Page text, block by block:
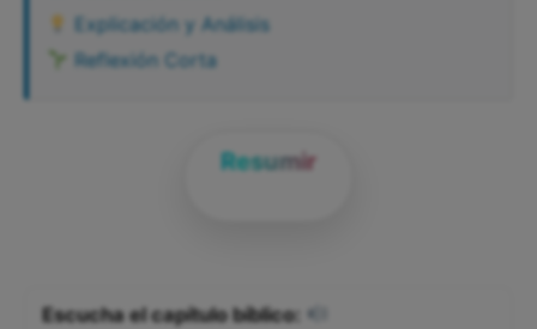
Explicación y Análisis
Reflexión Corta
Resumir
Escucha el capítulo bíblico: